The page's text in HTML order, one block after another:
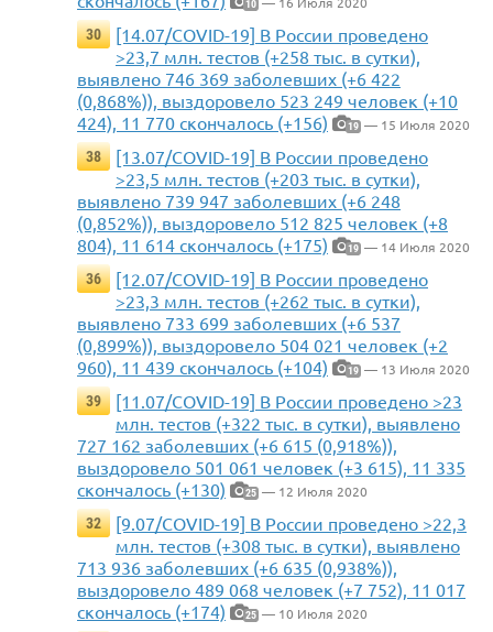
10
30
[14.07/COVID-19] В России проведено
>23,7 млн. тестов (+258 тыс. в сутки),
выявлено 746 369 заболевших (+6 422
(0,868%)), выздоровело 523 249 человек (+10
424), 11 770 скончалось (+156)
19 — 15 Июля 2020
38
[13.07/COVID-19] В России проведено
>23,5 млн. тестов (+203 тыс. в сутки),
выявлено 739 947 заболевших (+6 248
(0,852%)), выздоровело 512 825 человек (+8
804), 11 614 скончалось (+175)
19 — 14 Июля 2020
36
[12.07/COVID-19] В России проведено
>23,3 млн. тестов (+262 тыс. в сутки),
выявлено 733 699 заболевших (+6 537
(0,899%)), выздоровело 504 021 человек (+2
960), 11 439 скончалось (+104)
19 — 13 Июля 2020
39
[11.07/COVID-19] В России проведено >23
млн. тестов (+322 тыс. в сутки), выявлено
727 162 заболевших (+6 615 (0,918%)),
выздоровело 501 061 человек (+3 615), 11 335
скончалось (+130)
25 — 12 Июля 2020
32
[9.07/COVID-19] В России проведено >22,3
млн. тестов (+308 тыс. в сутки), выявлено
713 936 заболевших (+6 635 (0,938%)),
выздоровело 489 068 человек (+7 752), 11 017
скончалось (+174)
25 — 10 Июля 2020